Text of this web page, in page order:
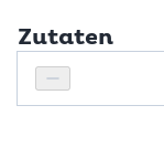
Zutaten
Personenanzahl
Personenanzahl